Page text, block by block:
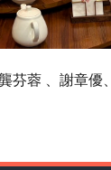
芬蓉 、謝章優